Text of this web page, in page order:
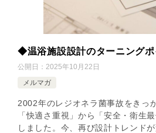
◆温浴施設設計のターニングポ
公開日： 2025年10月22日
メルマガ
2002年のレジオネラ菌事故をきっ
「快適さ重視」から「安全・衛生
しました。今、再び設計トレンド